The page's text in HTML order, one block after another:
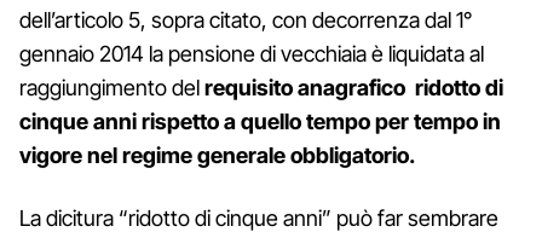
dell’articolo 5, sopra citato, con decorrenza dal 1°
gennaio 2014 la pensione di vecchiaia è liquidata al
raggiungimento delrequisito anagrafico ridotto di
cinque anni rispetto a quello tempo per tempo in
vigore nel regime generale obbligatorio.
La dicitura “ridotto di cinque anni” può far sembrare